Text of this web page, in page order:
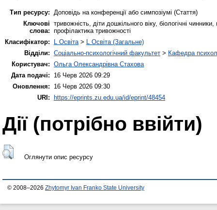
Тип ресурсу:
Доповідь на конференції або симпозіумі (Стаття)
Ключові
слова:
тривожність, діти дошкільного віку, біологічні
профілактика тривожності
Класифікатор:
L Освіта > L Освіта (Загальне)
Відділи: Соціально-психологічний факультет > Кафедра
Користувач: Ольга Олександрівна Стахова
Дата подачі:
16 Черв 2026 09:29
Оновлення:
16 Черв 2026 09:30
URI: https://eprints.zu.edu.ua/id/eprint/48454
Дії ​​(потрібно ввійти)
Оглянути опис ресурсу
© 2008–2026 Zhytomyr Ivan Franko State University